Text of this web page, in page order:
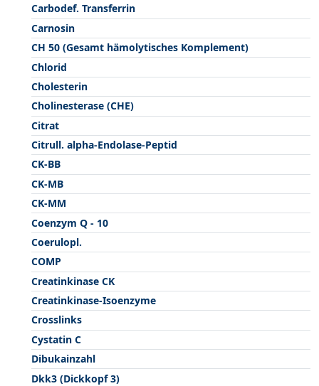
Carbodef. Transferrin
Carnosin
CH 50 (Gesamt hämolytisches Komplement)
Chlorid
Cholesterin
Cholinesterase (CHE)
Citrat
Citrull. alpha-Endolase-Peptid
CK-BB
CK-MB
CK-MM
Coenzym Q - 10
Coerulopl.
COMP
Creatinkinase CK
Creatinkinase-Isoenzyme
Crosslinks
Cystatin C
Dibukainzahl
Dkk3 (Dickkopf 3)